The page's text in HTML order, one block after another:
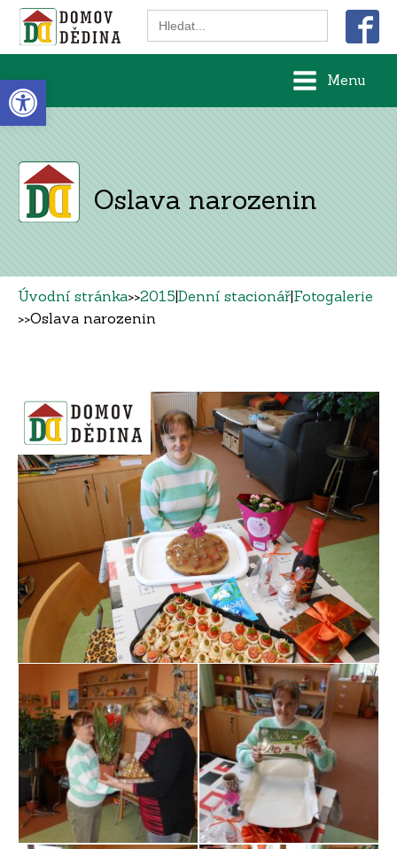
Open toolbar
Search
for:
Menu
Oslava narozenin
Úvodní stránka>>2015|Denní stacionář|Fotogalerie
>>Oslava narozenin